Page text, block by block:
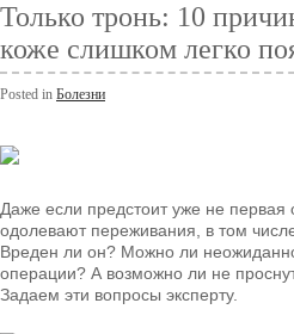
Только тронь: 10
коже слишком легко
Posted in Болезни
Даже если предстоит уже не первая
одолевают переживания, в том
Вреден ли он? Можно ли
операции? А возможно ли не
Задаем эти вопросы эксперту.